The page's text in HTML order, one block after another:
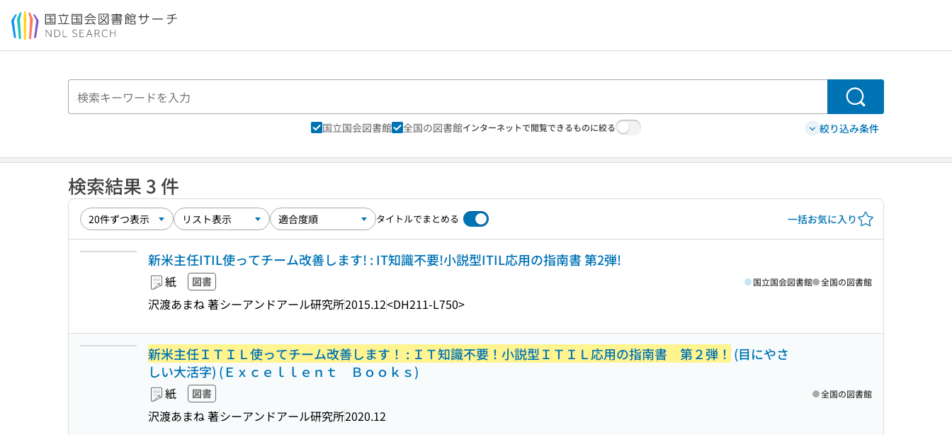
本文へ移動
検索
国立国会図書館 全国の図書館インターネットで閲覧できるものに絞る 絞り込み条件
検索結果 3 件
タイトルでまとめる 一括お気に入り
新米主任ITIL使ってチーム改善します! : IT知識不要!小説型ITIL応用の指南書 第2弾!
紙 図書
沢渡あまね 著シーアンドアール研究所2015.12<DH211-L750>
国立国会図書館 全国の図書館
新米主任ＩＴＩＬ使ってチーム改善します！ : ＩＴ知識不要！小説型ＩＴＩＬ応用の指南書 第２弾！ (目にやさ
しい大活字) (Ｅｘｃｅｌｌｅｎｔ Ｂｏｏｋｓ)
紙 図書
沢渡あまね 著シーアンドアール研究所2020.12
全国の図書館